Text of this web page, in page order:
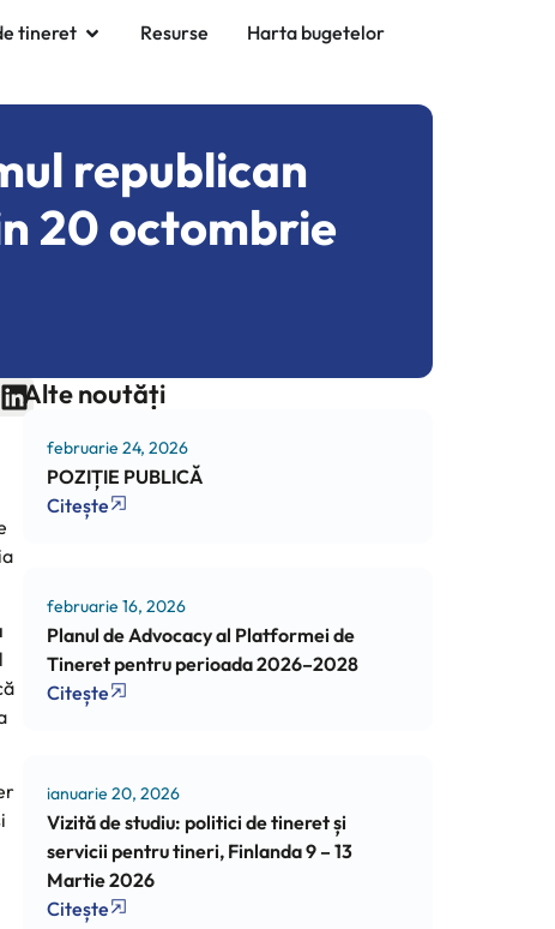
tineret Resurse Harta bugetelor
republican
20 octombrie
Alte noutăți
februarie 24, 2026
POZIȚIE PUBLICĂ
Citește
februarie 16, 2026
Planul de Advocacy al Platformei de
Tineret pentru perioada 2026–2028
Citește
ianuarie 20, 2026
Vizită de studiu: politici de tineret și
servicii pentru tineri, Finlanda 9 – 13
Martie 2026
Citește